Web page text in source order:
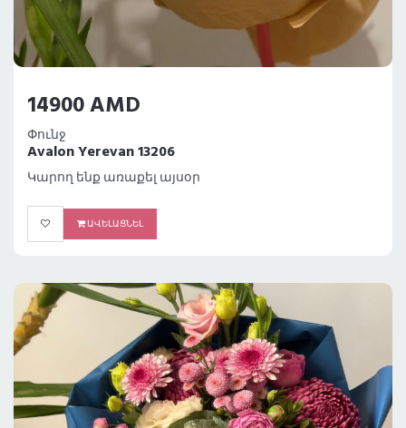
14900 AMD
Փունջ
Avalon Yerevan 13206
Կարող ենք առաքել այսօր
ԱՎԵԼԱՑՆԵԼ